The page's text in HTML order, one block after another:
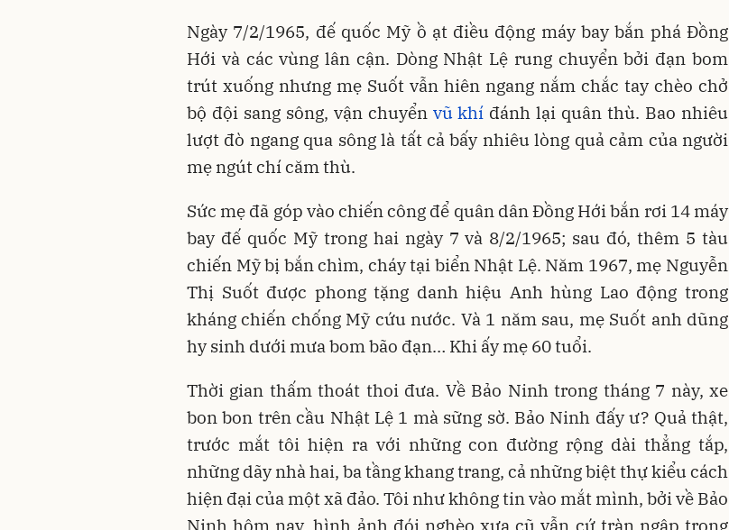
Ngày 7/2/1965, đế quốc Mỹ ồ ạt điều động máy bay bắn phá Đồng
Hới và các vùng lân cận. Dòng Nhật Lệ rung chuyển bởi đạn bom
trút xuống nhưng mẹ Suốt vẫn hiên ngang nắm chắc tay chèo chở
bộ đội sang sông, vận chuyển vũ khí đánh lại quân thù. Bao nhiêu
lượt đò ngang qua sông là tất cả bấy nhiêu lòng quả cảm của người
mẹ ngút chí căm thù.
Sức mẹ đã góp vào chiến công để quân dân Đồng Hới bắn rơi 14 máy
bay đế quốc Mỹ trong hai ngày 7 và 8/2/1965; sau đó, thêm 5 tàu
chiến Mỹ bị bắn chìm, cháy tại biển Nhật Lệ. Năm 1967, mẹ Nguyễn
Thị Suốt được phong tặng danh hiệu Anh hùng Lao động trong
kháng chiến chống Mỹ cứu nước. Và 1 năm sau, mẹ Suốt anh dũng
hy sinh dưới mưa bom bão đạn… Khi ấy mẹ 60 tuổi.
Thời gian thấm thoát thoi đưa. Về Bảo Ninh trong tháng 7 này, xe
bon bon trên cầu Nhật Lệ 1 mà sững sờ. Bảo Ninh đấy ư? Quả thật,
trước mắt tôi hiện ra với những con đường rộng dài thẳng tắp,
những dãy nhà hai, ba tầng khang trang, cả những biệt thự kiểu cách
hiện đại của một xã đảo. Tôi như không tin vào mắt mình, bởi về Bảo
Ninh hôm nay, hình ảnh đói nghèo xưa cũ vẫn cứ tràn ngập trong